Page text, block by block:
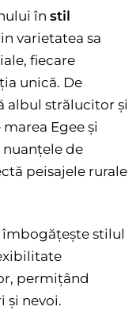
în stil
varietatea sa
fiecare
unică. De
albul strălucitor și
Egee și
de
peisajele rurale
îmbogățește stilul
permițând
și nevoi.